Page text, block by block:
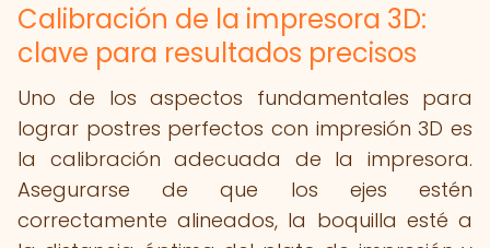
Calibración de la impresora 3D:
clave para resultados precisos
Uno de los aspectos fundamentales para
lograr postres perfectos con impresión 3D es
la calibración adecuada de la impresora.
Asegurarse de que los ejes estén
correctamente alineados, la boquilla esté a